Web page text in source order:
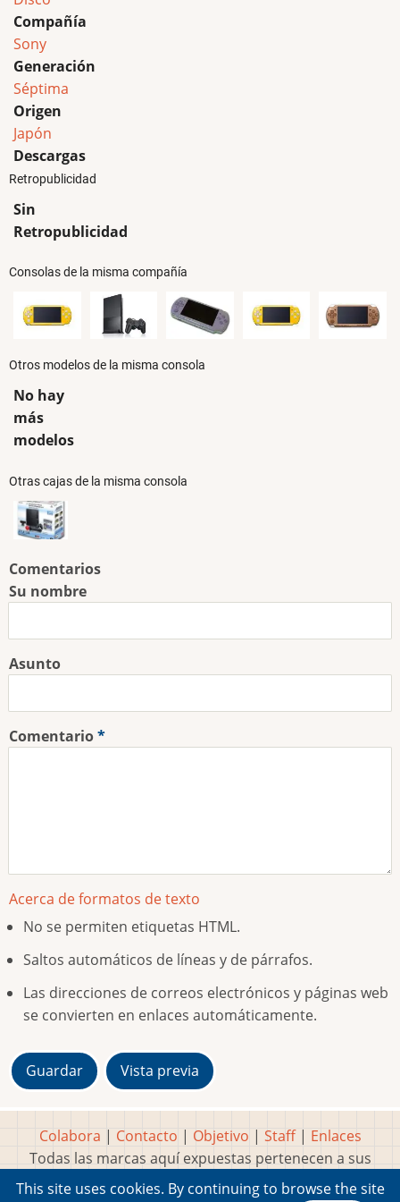
Compañía
Sony
Generación
Séptima
Origen
Japón
Descargas
Retropublicidad
Sin
Retropublicidad
Consolas de la misma compañía
Otros modelos de la misma consola
No hay
más
modelos
Otras cajas de la misma consola
Comentarios
Su nombre
Asunto
Comentario
Acerca de formatos de texto
No se permiten etiquetas HTML.
Saltos automáticos de líneas y de párrafos.
Las direcciones de correos electrónicos y páginas web
se convierten en enlaces automáticamente.
Colabora | Contacto | Objetivo | Staff| Enlaces
Todas las marcas aquí expuestas pertenecen a sus
respectivos y legítimos dueños
This site uses cookies. By continuing to browse the site